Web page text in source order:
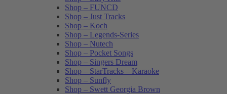
Shop – FUNCD
Shop – Just Tracks
Shop – Koch
Shop – Legends-Series
Shop – Nutech
Shop – Pocket Songs
Shop – Singers Dream
Shop – StarTracks – Karaoke
Shop – Sunfly
Shop – Swett Georgia Brown